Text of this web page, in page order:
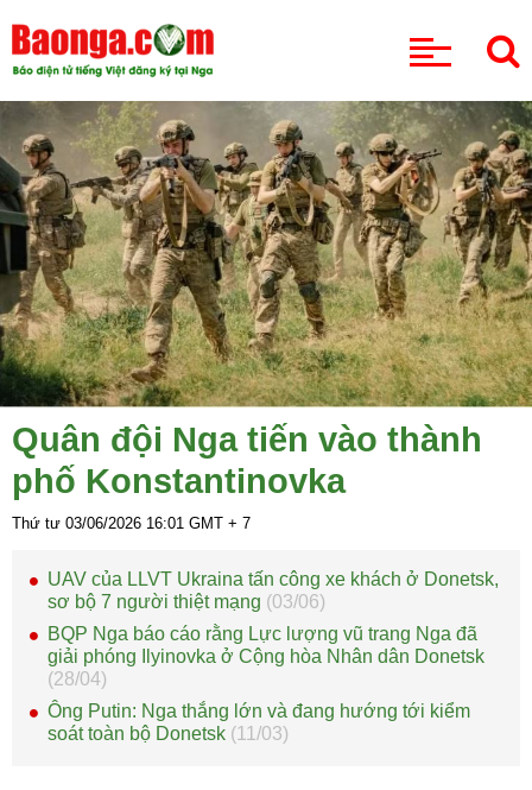
Quân đội Nga tiến vào thành
phố Konstantinovka
Thứ tư 03/06/2026 16:01 GMT + 7
UAV của LLVT Ukraina tấn công xe khách ở Donetsk,
sơ bộ 7 người thiệt mạng (03/06)
BQP Nga báo cáo rằng Lực lượng vũ trang Nga đã
giải phóng Ilyinovka ở Cộng hòa Nhân dân Donetsk
(28/04)
Ông Putin: Nga thắng lớn và đang hướng tới kiểm
soát toàn bộ Donetsk (11/03)